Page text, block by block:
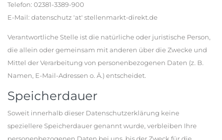
Telefon: 02381-3389-900
E-Mail: datenschutz 'at' stellenmarkt-direkt.de
Verantwortliche Stelle ist die natürliche oder juristische Person,
die allein oder gemeinsam mit anderen über die Zwecke und
Mittel der Verarbeitung von personenbezogenen Daten (z. B.
Namen, E-Mail-Adressen o. Ä.) entscheidet.
Speicherdauer
Soweit innerhalb dieser Datenschutzerklärung keine
speziellere Speicherdauer genannt wurde, verbleiben Ihre